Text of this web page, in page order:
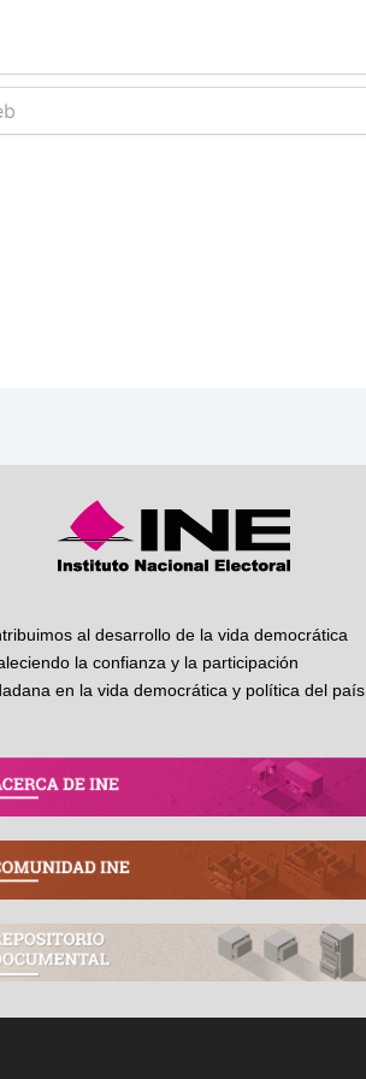
al desarrollo de la vida democrática
la confianza y la participación
en la vida democrática y política del país.